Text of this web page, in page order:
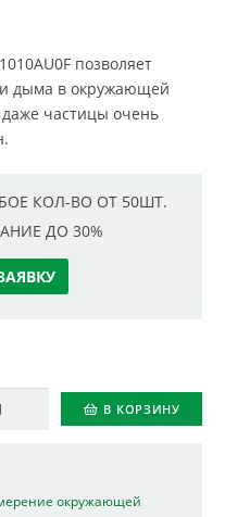
позволяет
дыма в окружающей
частицы очень
КОЛ-ВО ОТ 50ШТ.
ДО 30%
В КОРЗИНУ
окружающей